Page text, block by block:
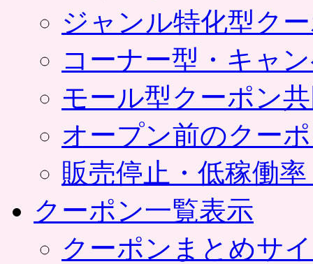
ジャンル特化型ク
コーナー型・キャ
モール型クーポン
オープン前のクー
販売停止・低稼働
クーポン一覧表示
クーポンまとめサ